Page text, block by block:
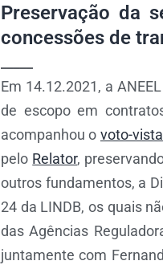
Preservação da
concessões de
Em 14.12.2021, a
de escopo em
acompanhou o voto-vista
pelo Relator,
outros fundamentos, a
24 da LINDB, os quais
das Agências
juntamente com